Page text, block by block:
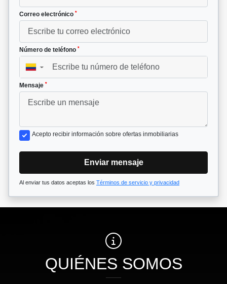
Correo electrónico *
Número de teléfono *
▼
Mensaje *
Acepto recibir información sobre ofertas inmobiliarias
Enviar mensaje
Al enviar tus datos aceptas los Términos de servicio y privacidad
QUIÉNES SOMOS